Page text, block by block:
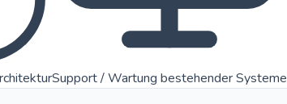
Support / Wartung bestehender Systeme